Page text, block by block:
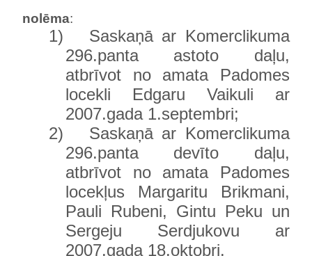
nolēma:
1)
Saskaņā ar Komerclikuma
296.panta astoto daļu,
atbrīvot no amata Padomes
locekli Edgaru Vaikuli ar
2007.gada 1.septembri;
2)
Saskaņā ar Komerclikuma
296.panta devīto daļu,
atbrīvot no amata Padomes
locekļus Margaritu Brikmani,
Pauli Rubeni, Gintu Peku un
Sergeju Serdjukovu ar
2007.gada 18.oktobri.